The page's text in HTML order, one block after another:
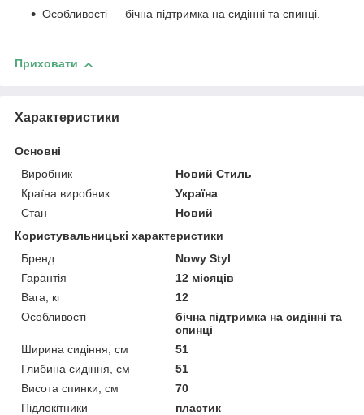
Особливості — бічна підтримка на сидінні та спинці.
Приховати
Характеристики
Основні
Виробник
Новий Стиль
Країна виробник
Україна
Стан
Новий
Користувальницькі характеристики
Бренд
Nowy Styl
Гарантія
12 місяців
Вага, кг
12
Особливості
бічна підтримка на сидінні та
спинці
Ширина сидіння, см
51
Глибина сидіння, см
51
Висота спинки, см
70
Підлокітники
пластик